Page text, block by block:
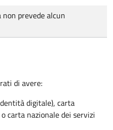
prevede alcun
di avere:
digitale), carta
carta nazionale dei servizi